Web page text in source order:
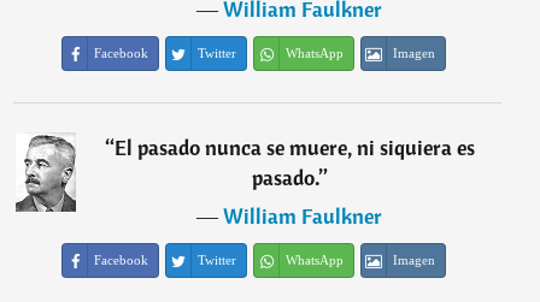
―William Faulkner
Facebook Twitter WhatsApp Imagen
“El pasado nunca se muere, ni siquiera es
pasado.”
―William Faulkner
Facebook Twitter WhatsApp Imagen